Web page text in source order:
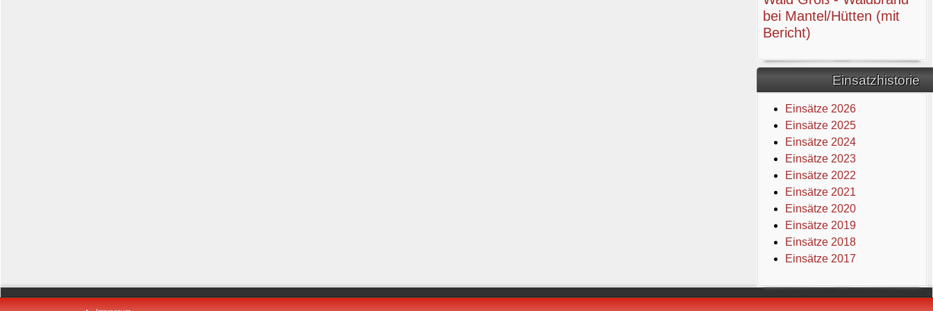
bei Mantel/Hütten (mit
Bericht)
Einsatzhistorie
Einsätze 2026
Einsätze 2025
Einsätze 2024
Einsätze 2023
Einsätze 2022
Einsätze 2021
Einsätze 2020
Einsätze 2019
Einsätze 2018
Einsätze 2017